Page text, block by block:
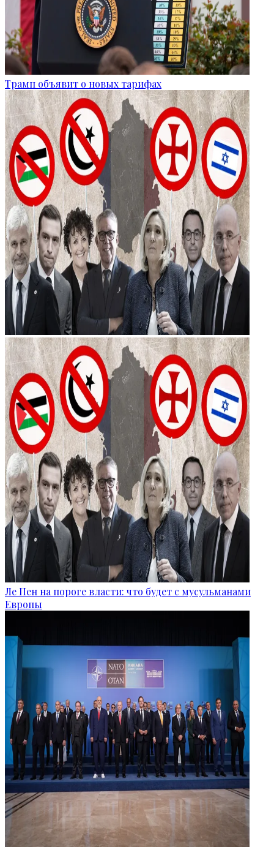
Трамп объявит о новых тарифах
Ле Пен на пороге власти: что будет с мусульманами
Европы